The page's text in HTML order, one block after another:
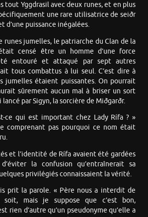
tout Yggdrasil avec deux runes, et en plus
une rare utilisatrice de seiðr
d’une puissance inégalées.
runes jumelles, le patriarche du Clan de la
censé être un homme d’une force
entouré et attaqué par sept autres
tous combattus à lui seul. C’est dire à
jumelles étaient puissantes. On pourrait
sûrement aucun mal à briser un sort
par Sigyn, la sorcière de Miðgarðr.
ce qui est important chez Lady Rífa ? »
comprenant pas pourquoi ce nom était
et l’identité de Rífa avaient été gardées
la confusion qu’entraînerait sa
privilégiés connaissaient la vérité.
prit la parole. « Père nous a interdit de
mais je suppose que c’est bon,
rien d’autre qu’un pseudonyme qu’elle a